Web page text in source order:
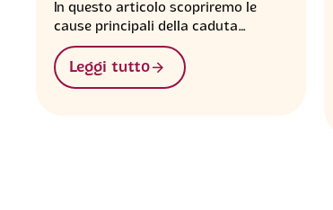
In questo articolo scopriremo le
cause principali della caduta
autunnale, i rimedi più efficaci per
ridurla e i consigli pratici per aiutare
i capelli a ritrovare forza e vitalità.
Leggi tutto󰁔